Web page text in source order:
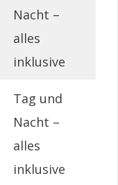
Nacht –
alles
inklusive
Tag und
Nacht –
alles
inklusive